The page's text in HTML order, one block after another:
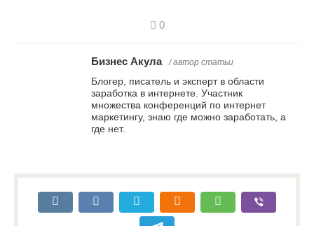
0
Бизнес Акула / автор статьи
Блогер, писатель и эксперт в области
заработка в интернете. Участник
множества конференций по интернет
маркетингу, знаю где можно заработать, а
где нет.